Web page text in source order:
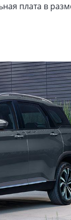
плата в